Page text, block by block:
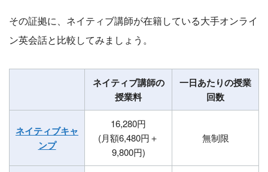
その証拠に、ネイティブ講師が在籍している大手オンライ
ン英会話と比較してみましょう。
ネイティブ講師の
授業料
一日あたりの授業
回数
ネイティブキャ
ンプ
16,280円
(月額6,480円＋
9,800円)
無制限